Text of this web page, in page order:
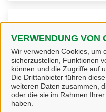
VERWENDUNG VON
Wir verwenden Cookies, um
sicherzustellen, Funktionen
können und die Zugriffe auf
Die Drittanbieter führen
weiteren Daten zusammen,
oder die sie im Rahmen
haben.
Kontaktpersonen
Bürgeramt